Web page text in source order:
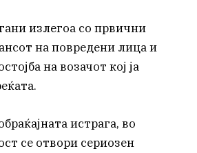
излегоа со првични
на повредени лица и
на возачот кој ја
истрага, во
се отвори сериозен